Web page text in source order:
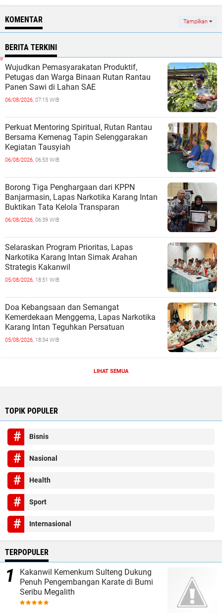
KOMENTAR Tampilkan
BERITA TERKINI
Wujudkan Pemasyarakatan Produktif,
Petugas dan Warga Binaan Rutan Rantau
Panen Sawi di Lahan SAE
06/08/2026, 07:15 WIB
Perkuat Mentoring Spiritual, Rutan Rantau
Bersama Kemenag Tapin Selenggarakan
Kegiatan Tausyiah
06/08/2026, 06:53 WIB
Borong Tiga Penghargaan dari KPPN
Banjarmasin, Lapas Narkotika Karang Intan
Buktikan Tata Kelola Transparan
06/08/2026, 06:39 WIB
Selaraskan Program Prioritas, Lapas
Narkotika Karang Intan Simak Arahan
Strategis Kakanwil
05/08/2026, 18:51 WIB
Doa Kebangsaan dan Semangat
Kemerdekaan Menggema, Lapas Narkotika
Karang Intan Teguhkan Persatuan
05/08/2026, 18:34 WIB
LIHAT SEMUA
TOPIK POPULER
Bisnis
Nasional
Health
Sport
Internasional
TERPOPULER
Kakanwil Kemenkum Sulteng Dukung
Penuh Pengembangan Karate di Bumi
Seribu Megalith